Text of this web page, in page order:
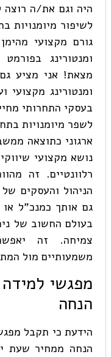
היה וגם את/ה רוצה
לשיפור מיומנויות
גורם מקצועי
ומנטורינג
מצאת! אני מציע
בעסקי התחרותי
לשפר מיומנויות
ארגוני כתוצאה
נושא מקצועי
רלוונטיים. זה
הניהול והעסקים
גם אותך כמנכ"ל או
בעולם החשוב של
צמיחה. זה
משמעותיים מול
הנחה
הנחה ממחיר שעת